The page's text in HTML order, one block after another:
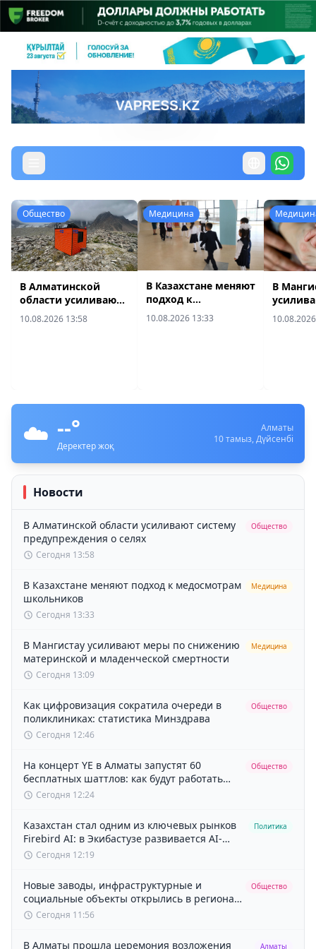
Политика
Глава государства: наследие Абая
— источник подлинного
Общество
В Алматинской
области усиливают
систему
предупреждения о
10.08.2026 13:58
Медицина
В Казахстане меняют
подход к
медосмотрам
10.08.2026 13:33
В
☁️ --°
Деректер жоқ
Алматы
10 тамыз, Дүйсенбі
Новости
В Алматинской области усиливают систему
предупреждения о селях
Сегодня 13:58
Общество
В Казахстане меняют подход к медосмотрам
школьников
Сегодня 13:33
Медицина
В Мангистау усиливают меры по снижению
материнской и младенческой смертности
Сегодня 13:09
Медицина
Как цифровизация сократила очереди в
поликлиниках: статистика Минздрава
Сегодня 12:46
Общество
На концерт YE в Алматы запустят 60
бесплатных шаттлов: как будут работать
транспорт и перекрытия
Сегодня 12:24
Общество
Казахстан стал одним из ключевых рынков
Firebird AI: в Экибастузе развивается AI-
инфраструктура мощностью 125 МВт
Сегодня 12:19
Политика
Новые заводы, инфраструктурные и
социальные объекты открылись в регионах
Казахстана
Сегодня 11:56
Общество
В Алматы прошла церемония возложения
Алматы